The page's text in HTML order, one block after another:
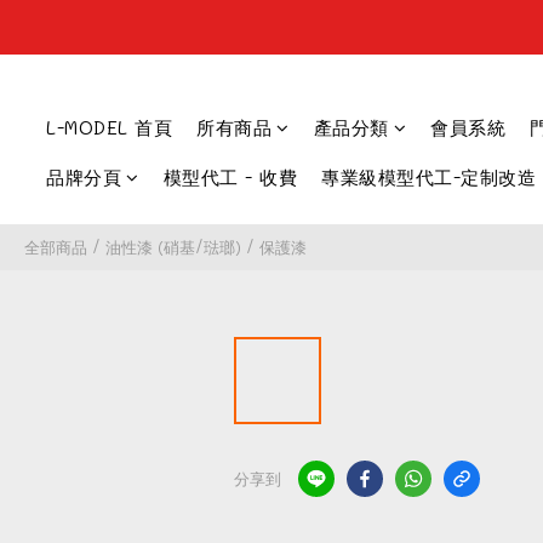
L-MODEL 首頁 所有商品 產品分類 會員系統
品牌分頁 模型代工 - 收費 專業級模型代工-定制改造
全部商品 / 油性漆 (硝基/琺瑯) / 保護漆
分享到